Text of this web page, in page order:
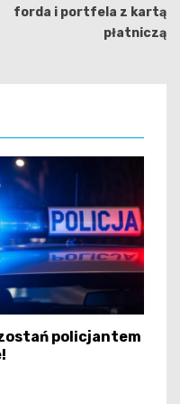
forda i portfela z kartą
płatniczą
policjantem